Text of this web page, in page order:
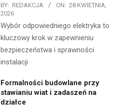
BY: REDAKCJA ON: 28 KWIETNIA,
2026
Wybór odpowiedniego elektryka to
kluczowy krok w zapewnieniu
bezpieczeństwa i sprawności
instalacji
Formalności budowlane przy
stawianiu wiat i zadaszeń na
działce